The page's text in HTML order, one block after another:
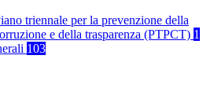
triennale per la prevenzione della
e della trasparenza (PTPCT) 1
103